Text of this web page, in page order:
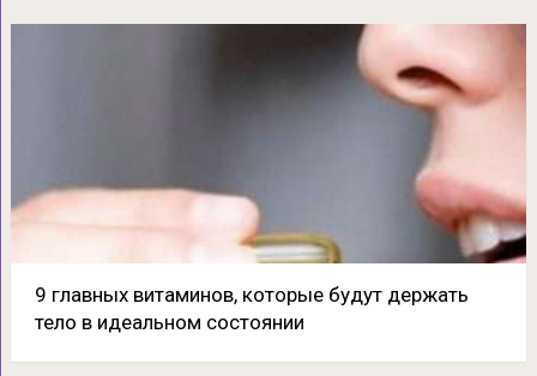
9 главных витаминов, которые будут держать
тело в идеальном состоянии